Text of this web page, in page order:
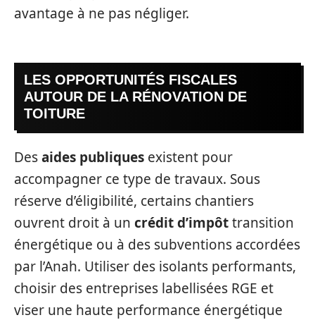
avantage à ne pas négliger.
LES OPPORTUNITÉS FISCALES
AUTOUR DE LA RÉNOVATION DE
TOITURE
Desaides publiques existent pour
accompagner ce type de travaux. Sous
réserve d’éligibilité, certains chantiers
ouvrent droit à un crédit d’impôttransition
énergétique ou à des subventions accordées
par l’Anah. Utiliser des isolants performants,
choisir des entreprises labellisées RGE et
viser une haute performance énergétique